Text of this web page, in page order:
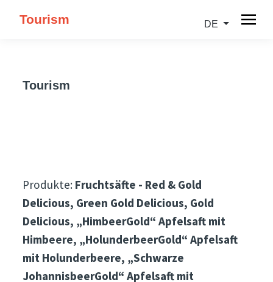
Tourism DE
Tourism
Produkte: Fruchtsäfte - Red & Gold
Delicious, Green Gold Delicious, Gold
Delicious, „HimbeerGold“ Apfelsaft mit
Himbeere, „HolunderbeerGold“ Apfelsaft
mit Holunderbeere, „Schwarze
JohannisbeerGold“ Apfelsaft mit